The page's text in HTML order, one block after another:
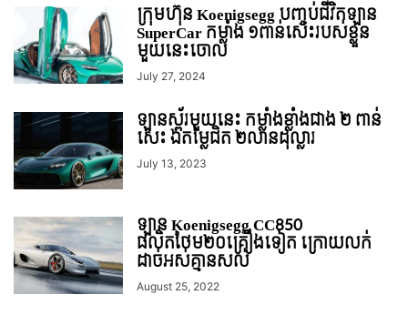
ក្រុមហ៊ុន Koenigsegg បញ្ចប់ជីវិតឡាន
SuperCar កម្លាំង ១ពាន់សេះរបស់ខ្លួន
មួយនេះចោល
July 27, 2024
ឡានស្ព័រមួយនេះ កម្លាំងខ្លាំងជាង ២ ពាន់
សេះ ឯតម្លៃជិត ២លានដុល្លារ
July 13, 2023
ឡាន Koenigsegg CC850
ផលិតថែម២០គ្រឿងទៀត ក្រោយលក់
ដាច់អស់គ្មានសល់
August 25, 2022